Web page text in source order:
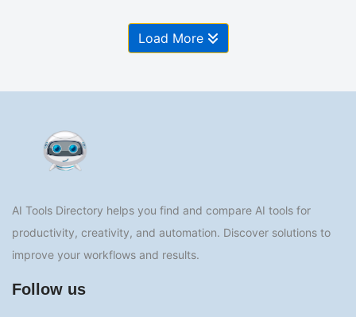
Load More
AI Tools Directory helps you find and compare AI tools for
productivity, creativity, and automation. Discover solutions to
improve your workflows and results.
Follow us